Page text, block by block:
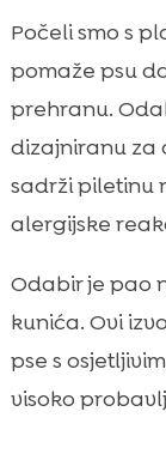
Počeli smo s
pomaže psu
prehranu.
dizajniranu za
sadrži piletinu
alergijske
Odabir je pao
kunića. Ovi
pse s
visoko